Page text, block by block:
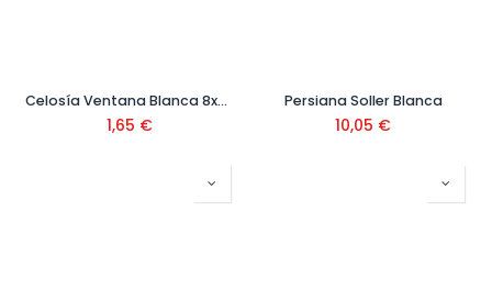
Celosía Ventana Blanca 8x20x20
1,65 €
Persiana Soller Blanca
10,05 €